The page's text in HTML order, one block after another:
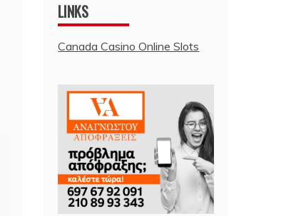
LINKS
Canada Casino Online Slots